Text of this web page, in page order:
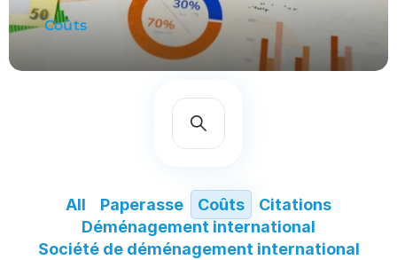
Coûts
All Paperasse Coûts
Citations
Déménagement international
Société de déménagement international